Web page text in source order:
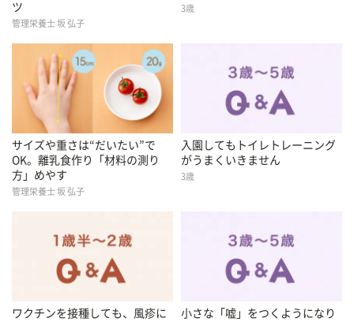
ツ
管理栄養士 坂 弘子
3歳
サイズや重さは“だいたい”で
OK。離乳食作り「材料の測り
方」めやす
管理栄養士 坂 弘子
入園してもトイレトレーニング
がうまくいきません
3歳
ワクチンを接種しても、風疹に
小さな「嘘」をつくようになり